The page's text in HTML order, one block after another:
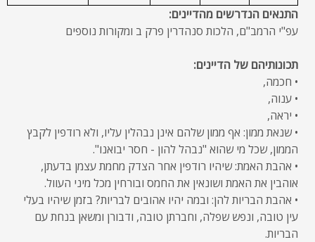
התנאים הנדרשים מהדיינים:
עפ"י הרמב"ם, הלכות סנהדרין פרק ב ומקורות נוספים
תכונותיהם של הדיינים:
• חכמה,
• ענוה,
• יראה,
• שנאת ממון: אף ממון שלהם אינן נבהלין עליו, ולא רודפין לקבץ
הממון, שכל מי שהוא "נבהל להון - חסר יבואנו".
• אהבת האמת: שיהיו רודפין אחר הצדק מחמת עצמן בדעתן,
אוהבין את האמת ושונאין את החמס ובורחין מכל מיני העוול.
• אהבת הבריות להן: ובמה יהיו אהובים לבריות? בזמן שיהיו בעלי
עין טובה, ונפש שפלה, וחברתן טובה, ודבורן ומשאן בנחת עם
הבריות.